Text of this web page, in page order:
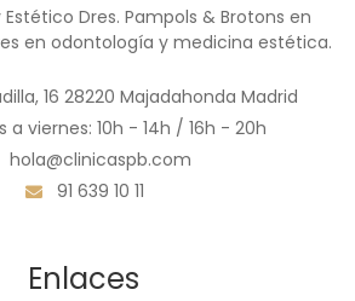
Dres. Pampols & Brotons en
en odontología y medicina estética.
16 28220 Majadahonda Madrid
a viernes: 10h - 14h / 16h - 20h
hola@clinicaspb.com
91 639 10 11
Enlaces